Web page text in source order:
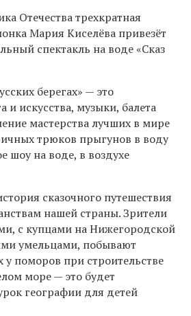
Отечества трехкратная
Мария Киселёва привезёт
спектакль на воде «Сказ
берегах» — это
и искусства, музыки, балета
мастерства лучших в мире
трюков прыгунов в воду
шоу на воде, в воздухе
сказочного путешествия
нашей страны. Зрители
c купцами на Нижегородской
умельцами, побывают
у поморов при строительстве
море — это будет
географии для детей